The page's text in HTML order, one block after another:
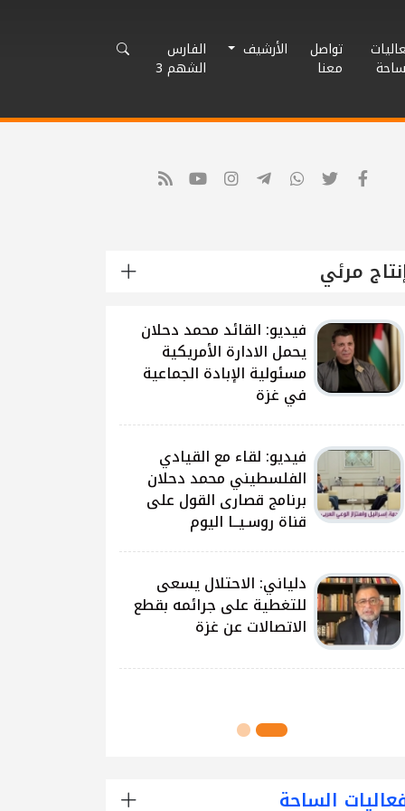
تواصل
معنا
الأرشيف الفارس
الشهم 3
مرئي
شاهد: لقاء القيادي
الفلسطيني محمد دحلان
حول تطورات الحرب
الاسرائيلية
النيرب: اللجنة الوطنية
للشراكة والتنمية بدأت بتوزيع
آلاف الحقائب على الطلبة
اللجنة الوطنية للشراكة
والتنمية تُنفذ مشروع توزيع
محافظة رفح
الساحة